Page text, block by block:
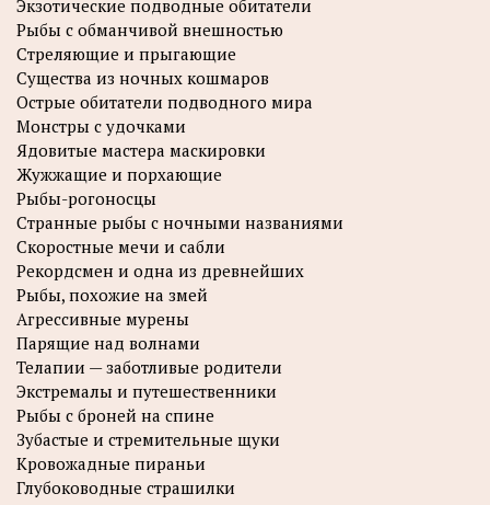
Экзотические подводные обитатели
Рыбы с обманчивой внешностью
Стреляющие и прыгающие
Существа из ночных кошмаров
Острые обитатели подводного мира
Монстры с удочками
Ядовитые мастера маскировки
Жужжащие и порхающие
Рыбы-рогоносцы
Странные рыбы с ночными названиями
Скоростные мечи и сабли
Рекордсмен и одна из древнейших
Рыбы, похожие на змей
Агрессивные мурены
Парящие над волнами
Телапии — заботливые родители
Экстремалы и путешественники
Рыбы с броней на спине
Зубастые и стремительные щуки
Кровожадные пираньи
Глубоководные страшилки